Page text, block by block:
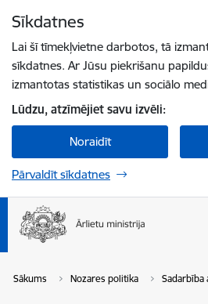
Sīkdatnes
Lai šī tīmekļvietne darbotos, tā
sīkdatnes. Ar Jūsu piekrišanu
izmantotas statistikas un sociālo
Lūdzu, atzīmējiet savu izvēli:
Noraidīt
Pārvaldīt sīkdatnes
Sākums Nozares politika Sadarbība